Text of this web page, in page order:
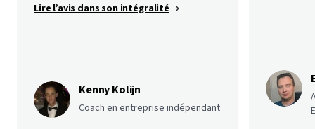
Lire l’avis dans son intégralité
Kenny Kolijn
Coach en entreprise indépendant